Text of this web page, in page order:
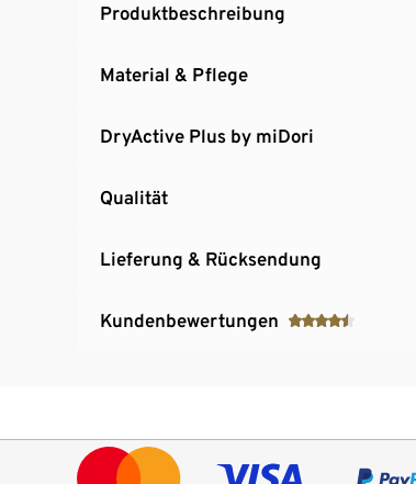
Produktbeschreibung
Material & Pflege
DryActive Plus by miDori
Qualität
Lieferung & Rücksendung
Kundenbewertungen